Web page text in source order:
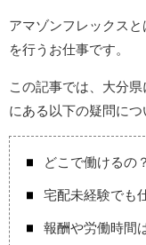
アマゾンフレックス
を行うお仕事です。
この記事では、大分
にある以下の疑問につ
どこで働けるの？
宅配未経験でも
報酬や労働時間